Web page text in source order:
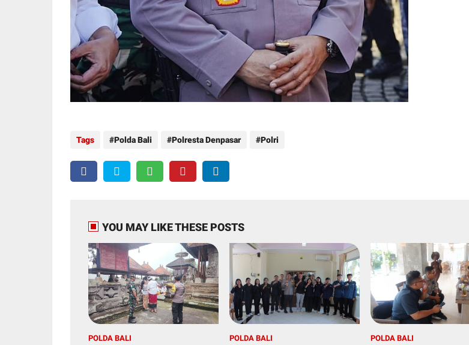
Tags Polda Bali Polresta Denpasar Polri
YOU MAY LIKE THESE POSTS
POLDA BALI POLDA BALI POLDA BALI